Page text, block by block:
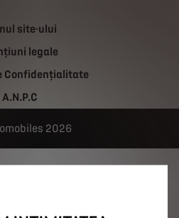
site-ului
legale
Confidențialitate
A.N.P.C
2026
Cookie-urile ne permit să vă oferim